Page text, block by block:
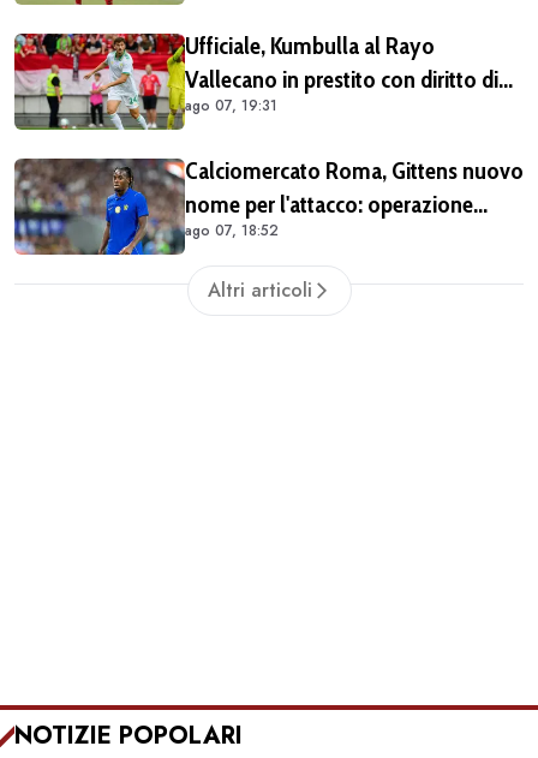
Ufficiale, Kumbulla al Rayo
Vallecano in prestito con diritto di
riscatto (COMUNICATO)
ago 07, 19:31
Calciomercato Roma, Gittens nuovo
nome per l'attacco: operazione
fattibile solo in prestito
ago 07, 18:52
Altri articoli
NOTIZIE POPOLARI